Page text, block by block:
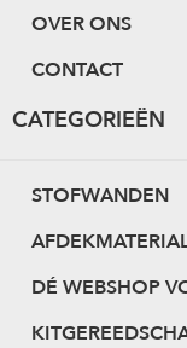
OVER ONS
CONTACT
CATEGORIEËN
STOFWANDEN
DÉ WEBSHOP